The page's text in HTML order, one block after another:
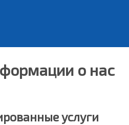
о нас
услуги